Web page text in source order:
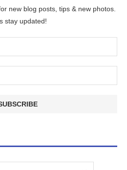
new blog posts, tips & new photos.
stay updated!